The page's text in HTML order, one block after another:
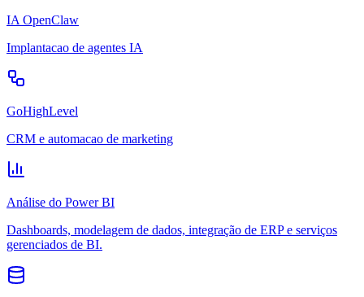
IA OpenClaw
Implantacao de agentes IA
GoHighLevel
CRM e automacao de marketing
Análise do Power BI
Dashboards, modelagem de dados, integração de ERP e serviços
gerenciados de BI.